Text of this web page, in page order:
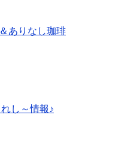
ありなし珈琲
し～情報♪